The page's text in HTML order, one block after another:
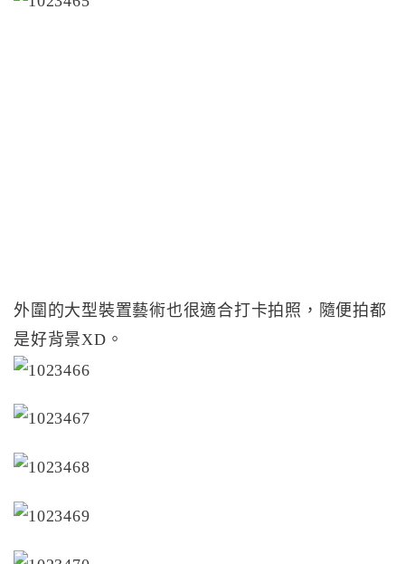
外圍的大型裝置藝術也很適合打卡拍照，隨便拍都
是好背景XD。